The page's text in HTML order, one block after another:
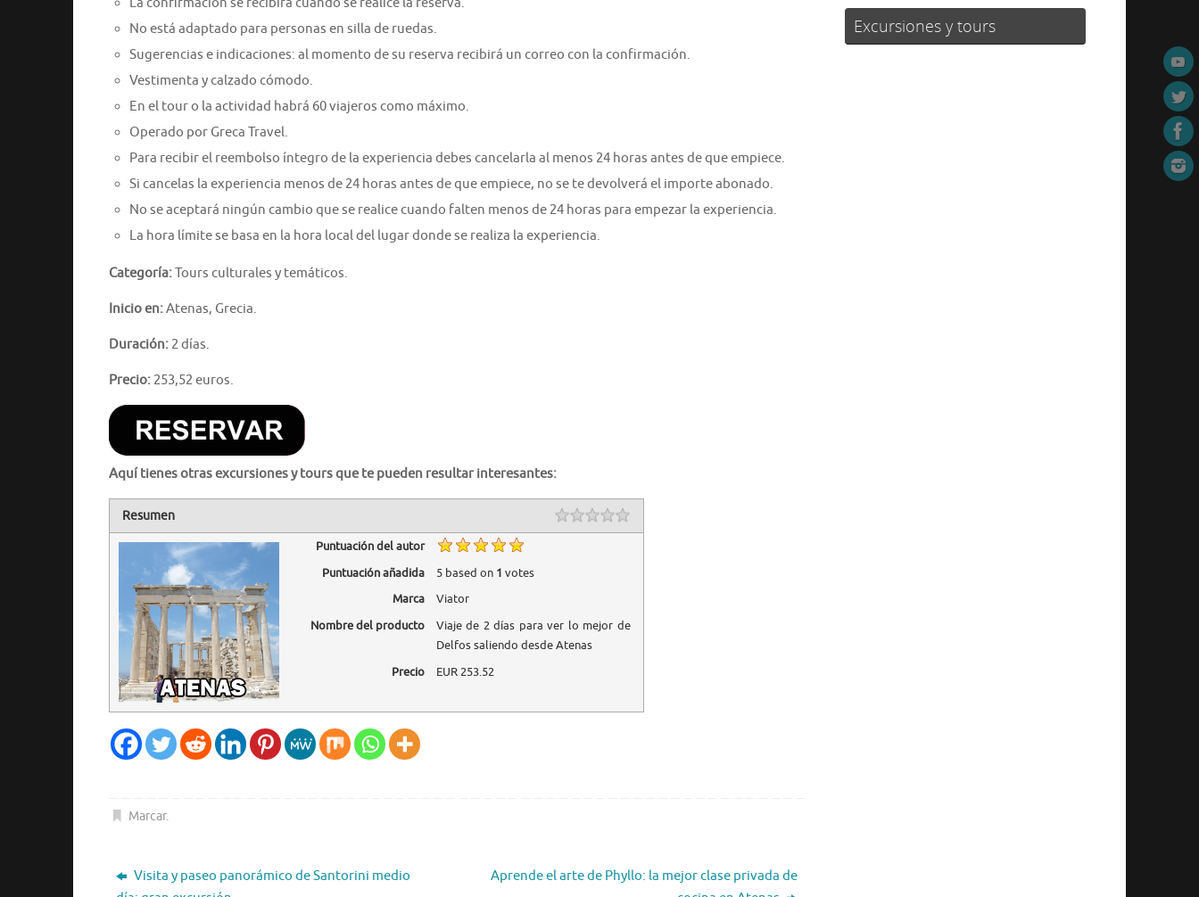
No está adaptado para personas en silla de ruedas.
Sugerencias e indicaciones: al momento de su reserva recibirá un correo con la confirmación.
Vestimenta y calzado cómodo.
En el tour o la actividad habrá 60 viajeros como máximo.
Operado por Greca Travel.
Para recibir el reembolso íntegro de la experiencia debes cancelarla al menos 24 horas antes de que empiece.
Si cancelas la experiencia menos de 24 horas antes de que empiece, no se te devolverá el importe abonado.
No se aceptará ningún cambio que se realice cuando falten menos de 24 horas para empezar la experiencia.
La hora límite se basa en la hora local del lugar donde se realiza la experiencia.
Categoría:Tours culturales y temáticos.
Inicio en:Atenas, Grecia.
Duración: 2 días.
Precio: 253,52 euros.
Aquí tienes otras excursiones y tours que te pueden resultar interesantes:
Resumen
Puntuación del autor
Puntuación añadida
5based on 1 votes
Marca
Viator
Nombre del producto
Viaje de 2 días para ver lo mejor de
Delfos saliendo desde Atenas
Precio
EUR253.52
Marcar.
Visita y paseo panorámico de Santorini medio
Aprende el arte de Phyllo: la mejor clase privada de
Excursiones y tours